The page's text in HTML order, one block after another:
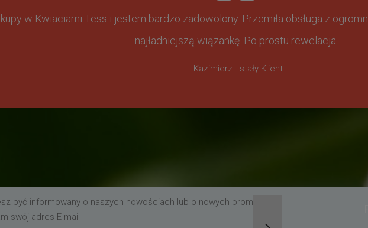
w Kwiaciarni Tess i jestem bardzo zadowolony. Przemiła obsługa z
najładniejszą wiązankę. Po prostu rewelacja
- Kazimierz - stały Klient
być informowany o naszych nowościach lub o nowych promocjach,
swój adres E-mail